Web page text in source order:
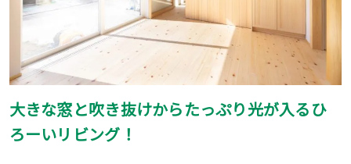
大きな窓と吹き抜けからたっぷり光が入るひ
ろーいリビング！